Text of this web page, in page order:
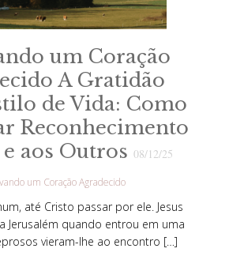
BLOG
SOBRE
FRUTÍFERAS
um Coração
A Gratidão
de Vida: Como
Reconhecimento
e aos Outros 08/12/25
um Coração Agradecido
até Cristo passar por ele. Jesus
Jerusalém quando entrou em uma
vieram-lhe ao encontro […]